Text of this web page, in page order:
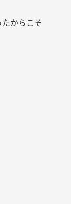
からこそ